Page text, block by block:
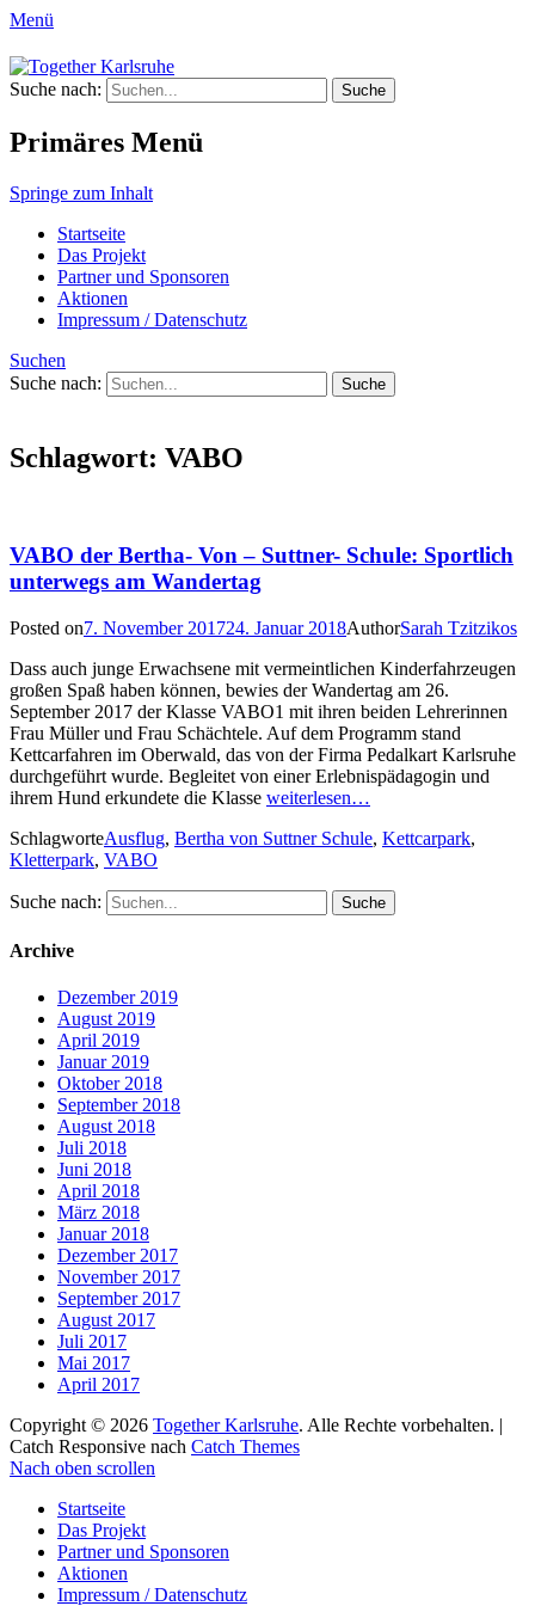
Menü
Together Karlsruhe
Integration von jungen Menschen mit
Fluchterfahrung und
Migrationshintergrund
Suche nach:
Primäres Menü
Springe zum Inhalt
Startseite
Das Projekt
Partner und Sponsoren
Aktionen
Impressum / Datenschutz
Suchen
Suche nach:
Schlagwort: VABO
VABO der Bertha- Von – Suttner- Schule: Sportlich
unterwegs am Wandertag
Posted on7. November 201724. Januar 2018AuthorSarah Tzitzikos
Dass auch junge Erwachsene mit vermeintlichen Kinderfahrzeugen
großen Spaß haben können, bewies der Wandertag am 26.
September 2017 der Klasse VABO1 mit ihren beiden Lehrerinnen
Frau Müller und Frau Schächtele. Auf dem Programm stand
Kettcarfahren im Oberwald, das von der Firma Pedalkart Karlsruhe
durchgeführt wurde. Begleitet von einer Erlebnispädagogin und
ihrem Hund erkundete die Klasse weiterlesen…
SchlagworteAusflug, Bertha von Suttner Schule, Kettcarpark,
Kletterpark, VABO
Suche nach:
Archive
Dezember 2019
August 2019
April 2019
Januar 2019
Oktober 2018
September 2018
August 2018
Juli 2018
Juni 2018
April 2018
März 2018
Januar 2018
Dezember 2017
November 2017
September 2017
August 2017
Juli 2017
Mai 2017
April 2017
Copyright © 2026 Together Karlsruhe. Alle Rechte vorbehalten. |
Catch Responsive nach Catch Themes
Nach oben scrollen
Startseite
Das Projekt
Partner und Sponsoren
Aktionen
Impressum / Datenschutz